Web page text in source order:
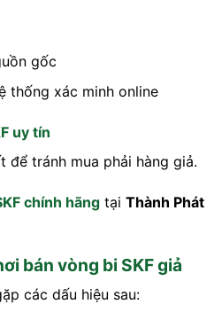
gốc
thống xác minh online
uy tín
để tránh mua phải hàng giả.
chính hãng tại Thành Phát
bán vòng bi SKF giả
các dấu hiệu sau: